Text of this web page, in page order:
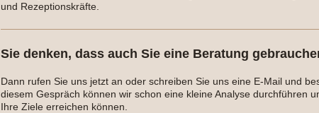
und Rezeptionskräfte.
Sie denken, dass auch Sie eine Beratung
Dann rufen Sie uns jetzt an oder schreiben Sie uns eine E-Mail und
diesem Gespräch können wir schon eine kleine Analyse durchführen
Ihre Ziele erreichen können.